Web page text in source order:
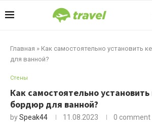
Главная » Как самостоятельно установить
для ванной?
Стены
Как самостоятельно
бордюр для ванной?
bySpeak44 11.08.2023 0 comment